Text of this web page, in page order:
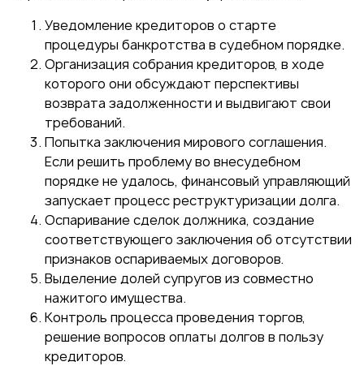
Уведомление кредиторов о старте
процедуры банкротства в судебном порядке.
Организация собрания кредиторов, в ходе
которого они обсуждают перспективы
возврата задолженности и выдвигают свои
требований.
Попытка заключения мирового соглашения.
Если решить проблему во внесудебном
порядке не удалось, финансовый управляющий
запускает процесс реструктуризации долга.
Оспаривание сделок должника, создание
соответствующего заключения об отсутствии
признаков оспариваемых договоров.
Выделение долей супругов из совместно
нажитого имущества.
Контроль процесса проведения торгов,
решение вопросов оплаты долгов в пользу
кредиторов.